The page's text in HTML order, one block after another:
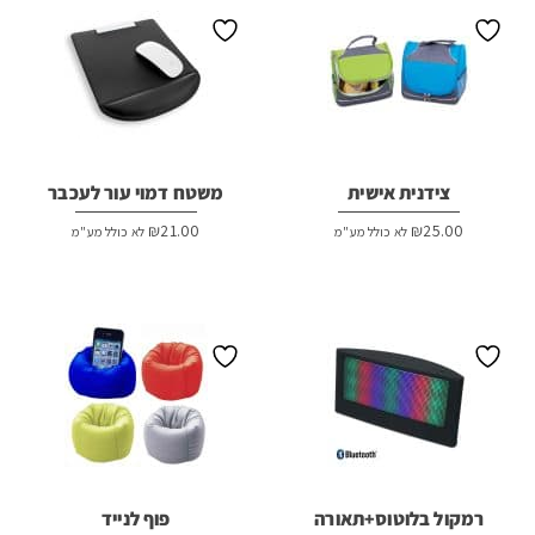
צידנית אישית
₪25.00 לא כולל מע"מ
משטח דמוי עור לעכבר
₪21.00 לא כולל מע"מ
רמקול בלוטוס+תאורה פוף לנייד